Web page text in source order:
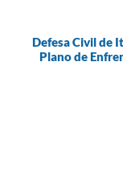
Defesa Civil de
Plano de